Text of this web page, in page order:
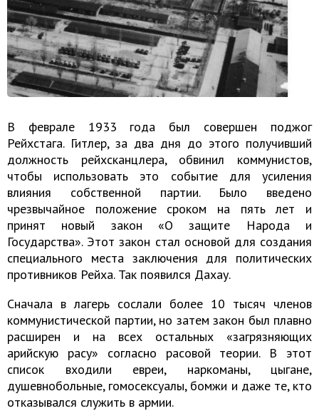
В феврале 1933 года был совершен поджог
Рейхстага. Гитлер, за два дня до этого получивший
должность рейхсканцлера, обвинил коммунистов,
чтобы использовать это событие для усиления
влияния собственной партии. Было введено
чрезвычайное положение сроком на пять лет и
принят новый закон «О защите Народа и
Государства». Этот закон стал основой для создания
специального места заключения для политических
противников Рейха. Так появился Дахау.
Сначала в лагерь сослали более 10 тысяч членов
коммунистической партии, но затем закон был плавно
расширен и на всех остальных «загрязняющих
арийскую расу» согласно расовой теории. В этот
список входили евреи, наркоманы, цыгане,
душевнобольные, гомосексуалы, бомжи и даже те, кто
отказывался служить в армии.